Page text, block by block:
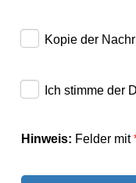
Kopie der
Ich stimme der
Hinweis: Felder mit